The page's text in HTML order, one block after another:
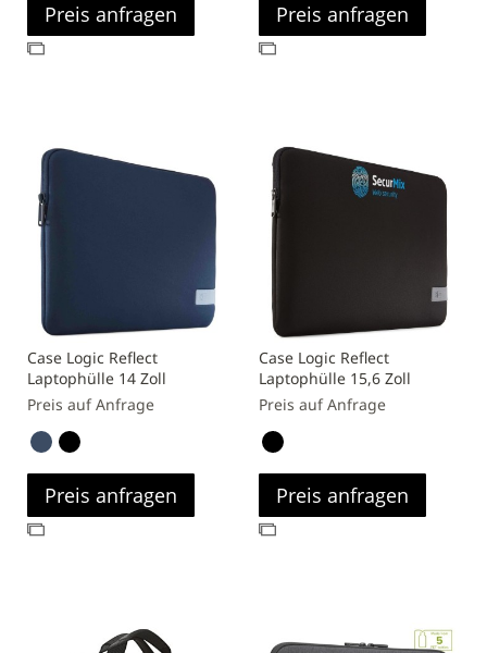
Preis anfragen
Zur
Preis anfragen
Zur
Case Logic Reflect
Laptophülle 14 Zoll
Preis auf Anfrage
Preis anfragen
Zur
Case Logic Reflect
Laptophülle 15,6 Zoll
Preis auf Anfrage
Preis anfragen
Zur